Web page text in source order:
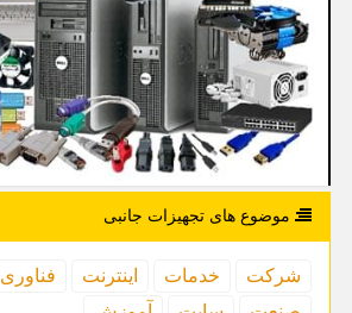
موضوع های تجهیزات جانبی
شركت خدمات اینترنت فناوری